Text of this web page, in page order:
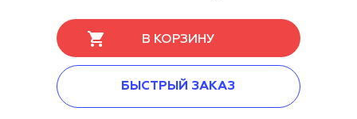
В КОРЗИНУ
БЫСТРЫЙ ЗАКАЗ